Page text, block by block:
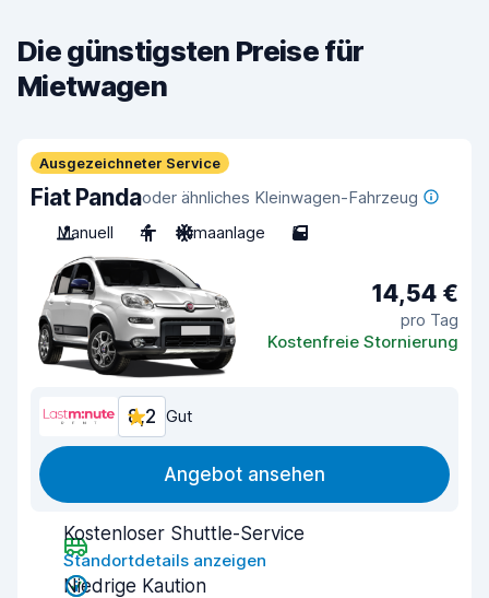
Die günstigsten Preise für
Mietwagen
Ausgezeichneter Service
Fiat Pandaoder ähnliches Kleinwagen-Fahrzeug
Manuell
4 Klimaanlage 5
14,54 €
pro Tag
Kostenfreie Stornierung
8,2 Gut
Angebot ansehen
Kostenloser Shuttle-Service
Standortdetails anzeigen
Niedrige Kaution